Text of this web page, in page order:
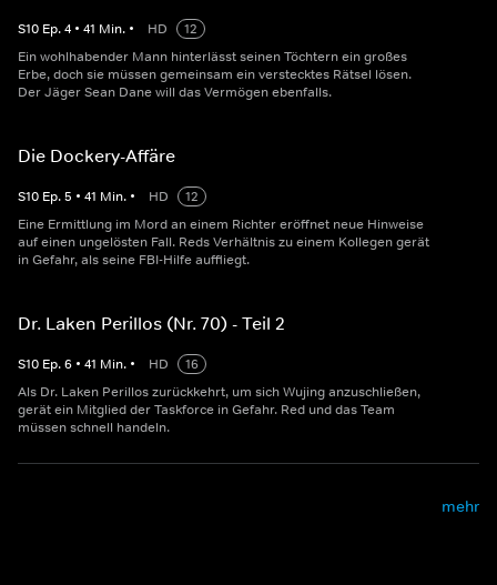
S10 Ep.4 • 41 Min. • HD
12
Ein wohlhabender Mann hinterlässt seinen Töchtern ein großes
Erbe, doch sie müssen gemeinsam ein verstecktes Rätsel lösen.
Der Jäger Sean Dane will das Vermögen ebenfalls.
Die Dockery-Affäre
S10 Ep.5 • 41 Min. • HD
12
Eine Ermittlung im Mord an einem Richter eröffnet neue Hinweise
auf einen ungelösten Fall. Reds Verhältnis zu einem Kollegen gerät
in Gefahr, als seine FBI-Hilfe auffliegt.
Dr. Laken Perillos (Nr. 70) - Teil 2
S10 Ep.6 • 41 Min. • HD
16
Als Dr. Laken Perillos zurückkehrt, um sich Wujing anzuschließen,
gerät ein Mitglied der Taskforce in Gefahr. Red und das Team
müssen schnell handeln.
mehr